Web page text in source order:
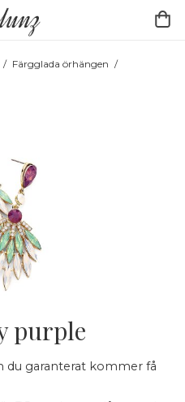
/ Färgglada örhängen /
purple
du garanterat kommer få